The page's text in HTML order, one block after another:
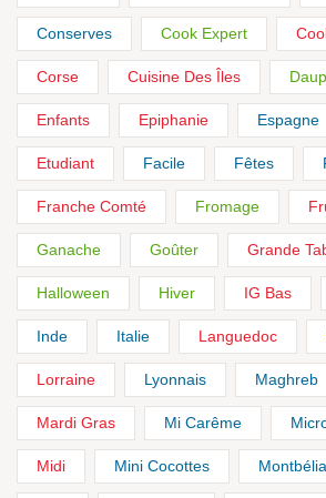
Conserves Cook Expert
Corse Cuisine Des Îles
Enfants Epiphanie Espagne
Etudiant Facile Fêtes
Franche Comté Fromage
Ganache Goûter Grande
Halloween Hiver IG Bas
Inde Italie Languedoc
Lorraine Lyonnais Maghreb
Mardi Gras Mi Carême
Midi Mini Cocottes